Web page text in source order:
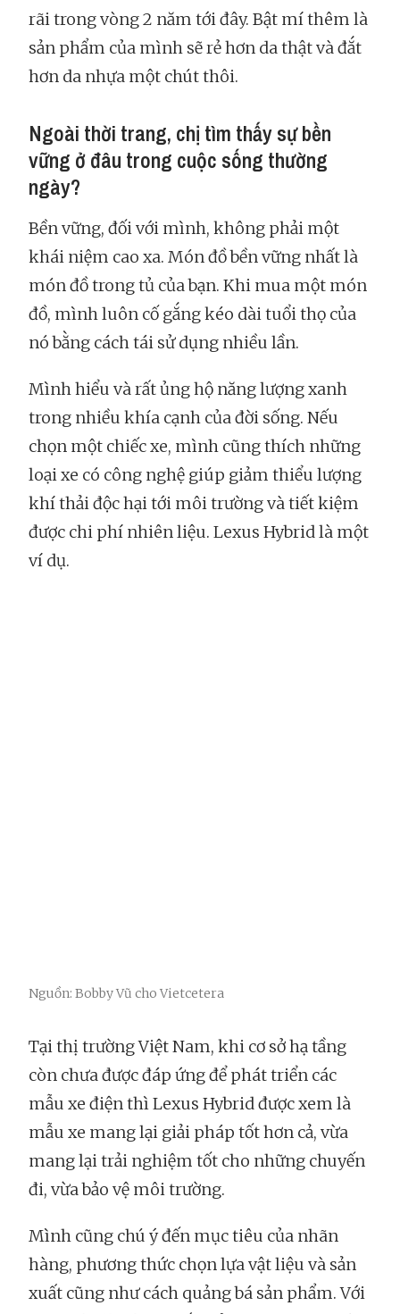
rãi trong vòng 2 năm tới đây. Bật mí thêm là
sản phẩm của mình sẽ rẻ hơn da thật và đắt
hơn da nhựa một chút thôi.
Ngoài thời trang, chị tìm thấy sự bền
vững ở đâu trong cuộc sống thường
ngày?
Bền vững, đối với mình, không phải một
khái niệm cao xa. Món đồ bền vững nhất là
món đồ trong tủ của bạn. Khi mua một món
đồ, mình luôn cố gắng kéo dài tuổi thọ của
nó bằng cách tái sử dụng nhiều lần.
Mình hiểu và rất ủng hộ năng lượng xanh
trong nhiều khía cạnh của đời sống. Nếu
chọn một chiếc xe, mình cũng thích những
loại xe có công nghệ giúp giảm thiểu lượng
khí thải độc hại tới môi trường và tiết kiệm
được chi phí nhiên liệu. Lexus Hybrid là một
ví dụ.
Nguồn: Bobby Vũ cho Vietcetera
Tại thị trường Việt Nam, khi cơ sở hạ tầng
còn chưa được đáp ứng để phát triển các
mẫu xe điện thì Lexus Hybrid được xem là
mẫu xe mang lại giải pháp tốt hơn cả, vừa
mang lại trải nghiệm tốt cho những chuyến
đi, vừa bảo vệ môi trường.
Mình cũng chú ý đến mục tiêu của nhãn
hàng, phương thức chọn lựa vật liệu và sản
xuất cũng như cách quảng bá sản phẩm. Với